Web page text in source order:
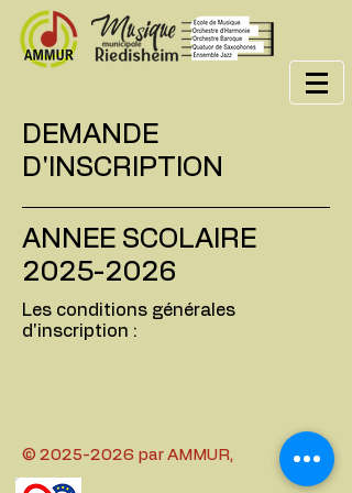
DEMANDE
D'INSCRIPTION
ANNEE SCOLAIRE
2025-2026
Les conditions générales
d'inscription :
© 2025-2026 par AMMUR,